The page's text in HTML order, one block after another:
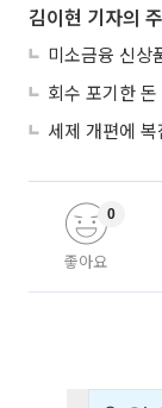
김이현 기자의
좋아요
0